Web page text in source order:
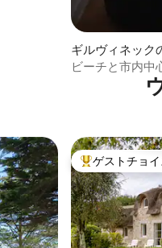
ギルヴィネック
ン・アパート
ビーチと市内中
大好評のゲス
ゲストチョイ